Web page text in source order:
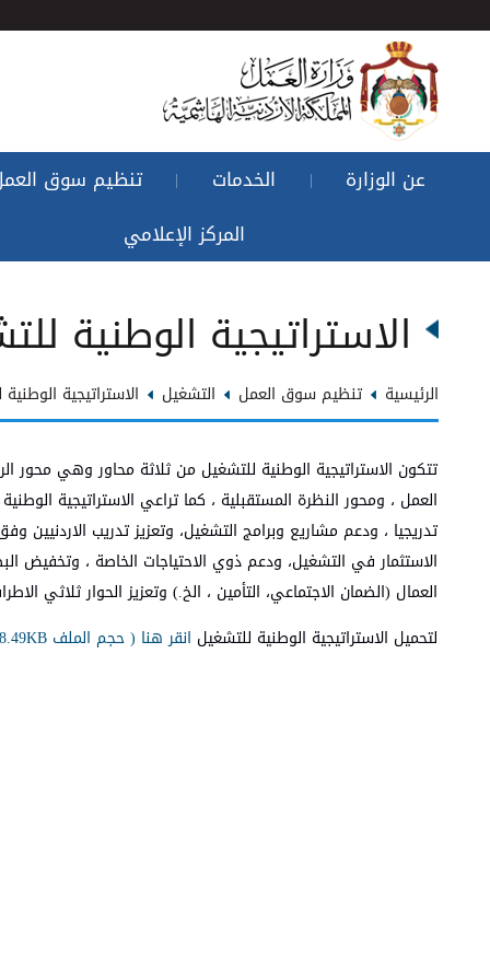
عن الوزارة | الخدمات | تنظيم سوق
المركز الإعلامي
الاستراتيجية الوطنية
الرئيسية تنظيم سوق العمل التشغيل الاستراتيجية
تتكون الاستراتيجية الوطنية للتشغيل من ثلاثة محاور وهي
العمل ، ومحور النظرة المستقبلية ، كما تراعي الاستراتيجية
تدريجيا ، ودعم مشاريع وبرامج التشغيل، وتعزيز تدريب الاردنيين
الاستثمار في التشغيل، ودعم ذوي الاحتياجات الخاصة ،
العمال (الضمان الاجتماعي، التأمين ، الخ.) وتعزيز الحوار ثلاثي
لتحميل الاستراتيجية الوطنية للتشغيل انقر هنا ( حجم الملف 4338.49KB ، نوع الملف pdf )